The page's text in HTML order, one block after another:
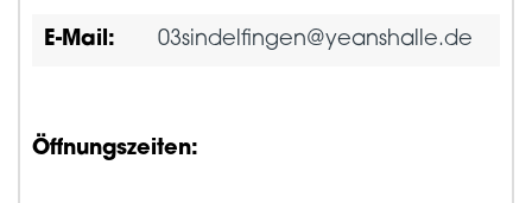
E-Mail: 03sindelfingen@yeanshalle.de
Öffnungszeiten: